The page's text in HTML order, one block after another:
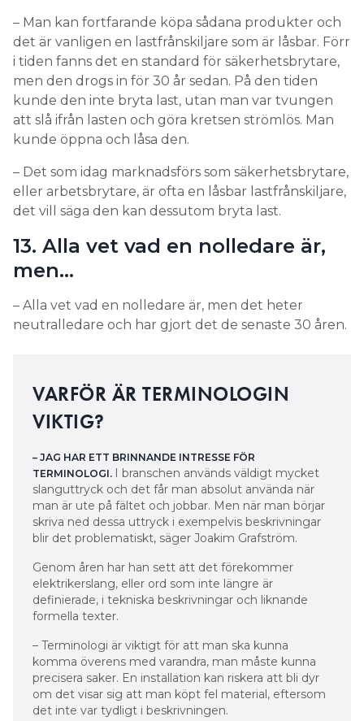
– Man kan fortfarande köpa sådana produkter och
det är vanligen en lastfrånskiljare som är låsbar. Förr
i tiden fanns det en standard för säkerhetsbrytare,
men den drogs in för 30 år sedan. På den tiden
kunde den inte bryta last, utan man var tvungen
att slå ifrån lasten och göra kretsen strömlös. Man
kunde öppna och låsa den.
– Det som idag marknadsförs som säkerhetsbrytare,
eller arbetsbrytare, är ofta en låsbar lastfrånskiljare,
det vill säga den kan dessutom bryta last.
13. Alla vet vad en nolledare är,
men…
– Alla vet vad en nolledare är, men det heter
neutralledare och har gjort det de senaste 30 åren.
VARFÖR ÄR TERMINOLOGIN
VIKTIG?
– JAG HAR ETT BRINNANDE INTRESSE FÖR
TERMINOLOGI. I branschen används väldigt mycket
slanguttryck och det får man absolut använda när
man är ute på fältet och jobbar. Men när man börjar
skriva ned dessa uttryck i exempelvis beskrivningar
blir det problematiskt, säger Joakim Grafström.
Genom åren har han sett att det förekommer
elektrikerslang, eller ord som inte längre är
definierade, i tekniska beskrivningar och liknande
formella texter.
– Terminologi är viktigt för att man ska kunna
komma överens med varandra, man måste kunna
precisera saker. En installation kan riskera att bli dyr
om det visar sig att man köpt fel material, eftersom
det inte var tydligt i beskrivningen.